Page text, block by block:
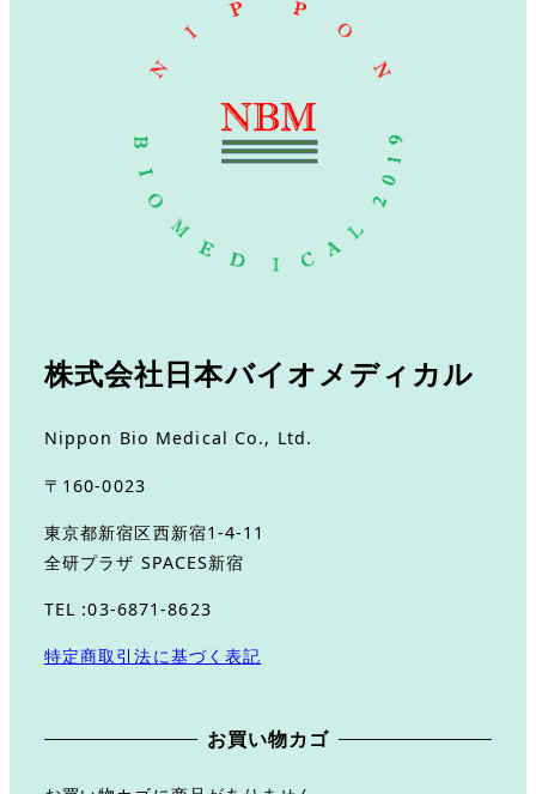
株式会社日本バイオメディカル
Nippon Bio Medical Co., Ltd.
〒160-0023
東京都新宿区西新宿1-4-11
全研プラザ SPACES新宿
TEL :03-6871-8623
特定商取引法に基づく表記
お買い物カゴ